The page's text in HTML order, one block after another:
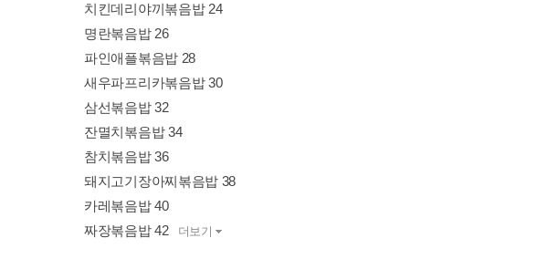
치킨데리야끼볶음밥 24
명란볶음밥 26
파인애플볶음밥 28
새우파프리카볶음밥 30
삼선볶음밥 32
잔멸치볶음밥 34
참치볶음밥 36
돼지고기장아찌볶음밥 38
카레볶음밥 40
짜장볶음밥 42
더보기